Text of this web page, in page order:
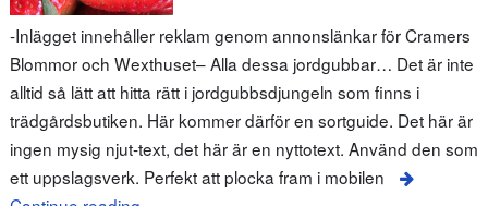
-Inlägget innehåller reklam genom annonslänkar för Cramers
Blommor och Wexthuset– Alla dessa jordgubbar… Det är inte
alltid så lätt att hitta rätt i jordgubbsdjungeln som finns i
trädgårdsbutiken. Här kommer därför en sortguide. Det här är
ingen mysig njut-text, det här är en nyttotext. Använd den som
ett uppslagsverk. Perfekt att plocka fram i mobilen